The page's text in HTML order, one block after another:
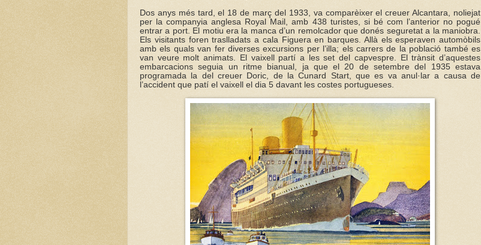
Dos anys més tard, el 18 de març del 1933, va comparèixer el creuer Alcantara, noliejat
per la companyia anglesa Royal Mail, amb 438 turistes, si bé com l’anterior no pogué
entrar a port. El motiu era la manca d’un remolcador que donés seguretat a la maniobra.
Els visitants foren traslladats a cala Figuera en barques. Allà els esperaven automòbils
amb els quals van fer diverses excursions per l’illa; els carrers de la població també es
van veure molt animats. El vaixell partí a les set del capvespre. El trànsit d’aquestes
embarcacions seguia un ritme bianual, ja que el 20 de setembre del 1935 estava
programada la del creuer Doric, de la Cunard Start, que es va anul·lar a causa de
l’accident que patí el vaixell el dia 5 davant les costes portugueses.